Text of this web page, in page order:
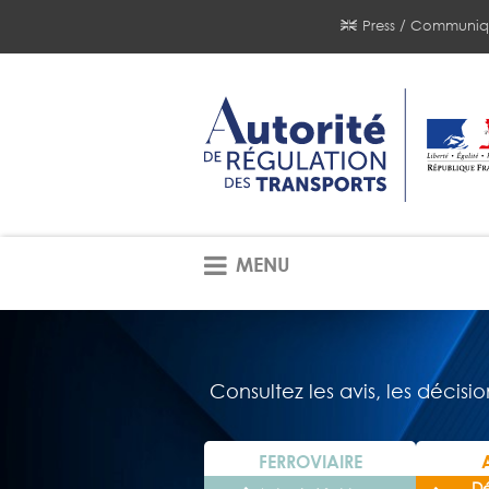
Press /
MENU
Consultez les avis, les
FERROVIAIRE